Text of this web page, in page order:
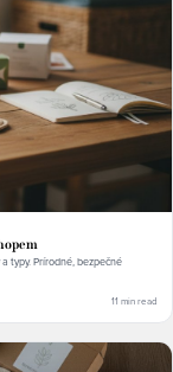
typy. Prírodné, bezpečné
11 min read